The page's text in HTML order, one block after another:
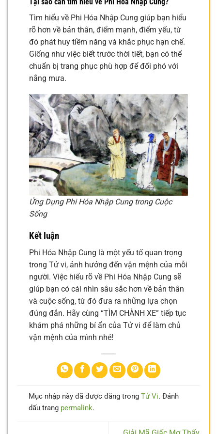
Tìm hiểu về Phi Hóa Nhập Cung giúp bạn hiểu
rõ hơn về bản thân, điểm mạnh, điểm yếu, từ
đó phát huy tiềm năng và khắc phục hạn chế.
Giống như việc biết trước thời tiết, bạn có thể
chuẩn bị trang phục phù hợp để đối phó với
nắng mưa.
Ứng Dụng Phi Hóa Nhập Cung trong Cuộc
Sống
Kết luận
Phi Hóa Nhập Cung là một yếu tố quan trọng
trong Tử vi, ảnh hưởng đến vận mệnh của mỗi
người. Việc hiểu rõ về Phi Hóa Nhập Cung sẽ
giúp bạn có cái nhìn sâu sắc hơn về bản thân
và cuộc sống, từ đó đưa ra những lựa chọn
đúng đắn. Hãy cùng “TÌM CHÀNH XE” tiếp tục
khám phá những bí ẩn của Tử vi để làm chủ
vận mệnh của mình nhé!
Mục nhập này đã được đăng trong Tử Vi. Đánh
dấu trang permalink.